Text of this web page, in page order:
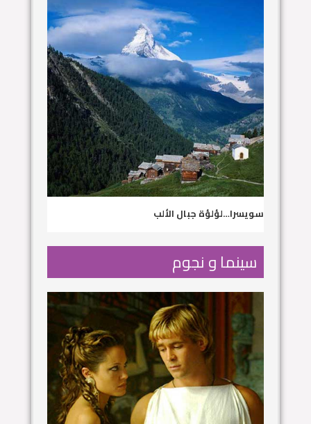
سويسرا…لؤلؤة جبال الألب
سينما و نجوم